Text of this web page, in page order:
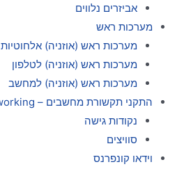
אביזרים נלווים
מערכות ראש
מערכות ראש (אוזניה) אלחוטיות
מערכות ראש (אוזניה) לטלפון
מערכות ראש (אוזניה) למחשב
התקני תקשורת מחשבים – Networking
נקודות גישה
סוויצים
וידאו קונפרנס